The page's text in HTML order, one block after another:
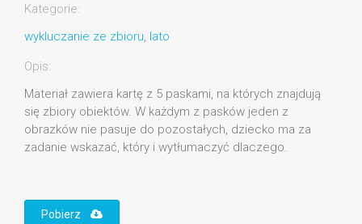
Kategorie:
wykluczanie ze zbioru, lato
Opis:
Materiał zawiera kartę z 5 paskami, na których znajdują
się zbiory obiektów. W każdym z pasków jeden z
obrazków nie pasuje do pozostałych, dziecko ma za
zadanie wskazać, który i wytłumaczyć dlaczego.
Pobierz